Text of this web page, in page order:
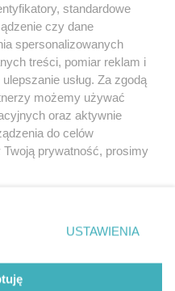
Regulamin konkursów
śniadaniówka "Hej
Szczecin! Jest piątek!"
GOD
standardowe
czy dane
spersonalizowanych
treści, pomiar reklam i
usług. Za zgodą
możemy używać
oraz aktywnie
do celów
prywatność, prosimy
dolnym rogu strony
danych nie wymagają
będą miały
USTAWIENIA